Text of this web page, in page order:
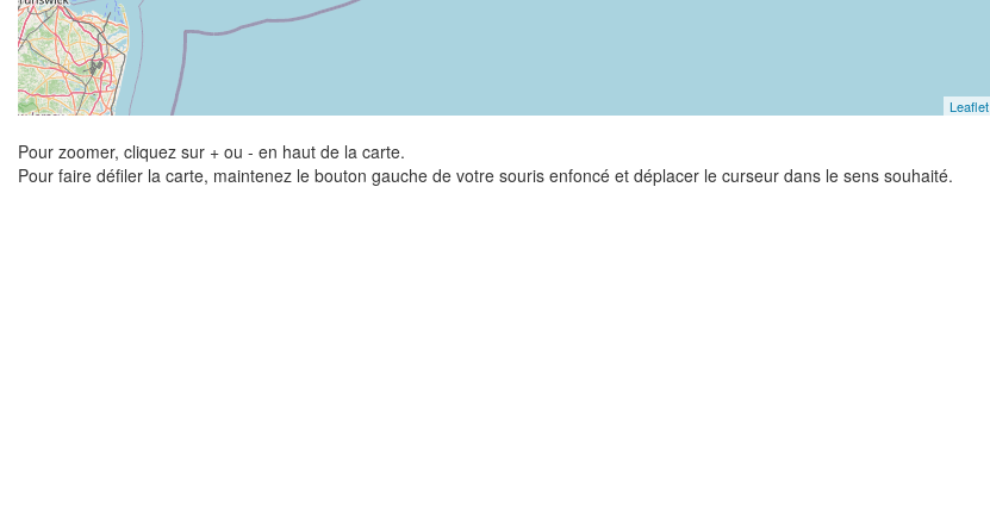
Leaflet
Pour zoomer, cliquez sur + ou - en haut de la carte.
Pour faire défiler la carte, maintenez le bouton gauche de votre souris enfoncé et déplacer le curseur dans le sens souhaité.